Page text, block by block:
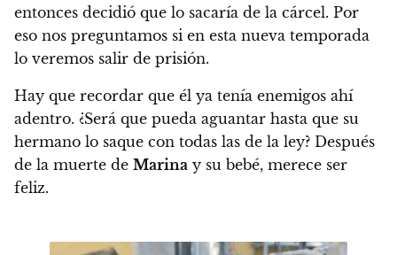
entonces decidió que lo sacaría de la cárcel. Por
eso nos preguntamos si en esta nueva temporada
lo veremos salir de prisión.
Hay que recordar que él ya tenía enemigos ahí
adentro. ¿Será que pueda aguantar hasta que su
hermano lo saque con todas las de la ley? Después
de la muerte de Marina y su bebé, merece ser
feliz.